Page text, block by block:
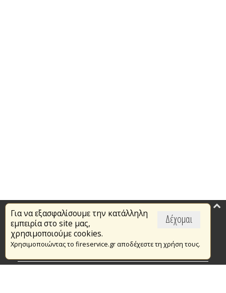
Δέχομαι
Για να εξασφαλίσουμε την κατάλληλη
εμπειρία στο site μας,
χρησιμοποιούμε cookies.
Χρησιμοποιώντας το fireservice.gr αποδέχεστε τη χρήση τους.
Επικαιρότητα
Το Πυροσβεστικό Σώμα